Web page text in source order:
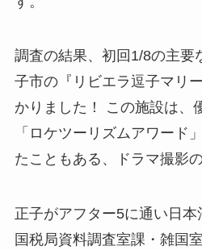
調査の結果、初回1/8の主要
子市の『リビエラ逗子マリ
かりました！ この施設は、
「ロケツーリズムアワード
たこともある、ドラマ撮影
正子がアフター5に通い日本
国税局資料調査室課・雑国